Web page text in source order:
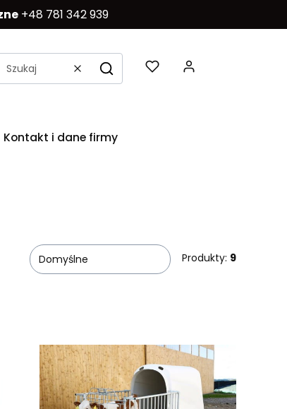
+48 781 342 939
WyczyśćSzukaj
Kontakt i dane firmy
Domyślne Produkty: 9